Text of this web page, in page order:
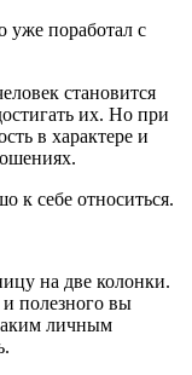
уже поработал с
становится
их. Но при
в характере и
к себе относиться.
на две колонки.
полезного вы
личным